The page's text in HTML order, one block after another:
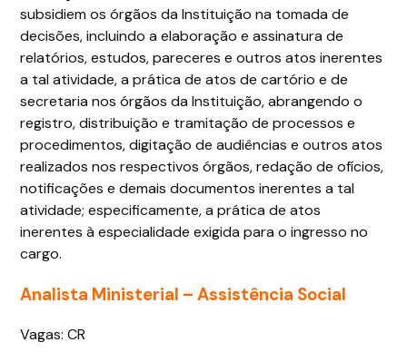
subsidiem os órgãos da Instituição na tomada de
decisões, incluindo a elaboração e assinatura de
relatórios, estudos, pareceres e outros atos inerentes
a tal atividade, a prática de atos de cartório e de
secretaria nos órgãos da Instituição, abrangendo o
registro, distribuição e tramitação de processos e
procedimentos, digitação de audiências e outros atos
realizados nos respectivos órgãos, redação de ofícios,
notificações e demais documentos inerentes a tal
atividade; especificamente, a prática de atos
inerentes à especialidade exigida para o ingresso no
cargo.
Analista Ministerial – Assistência Social
Vagas: CR